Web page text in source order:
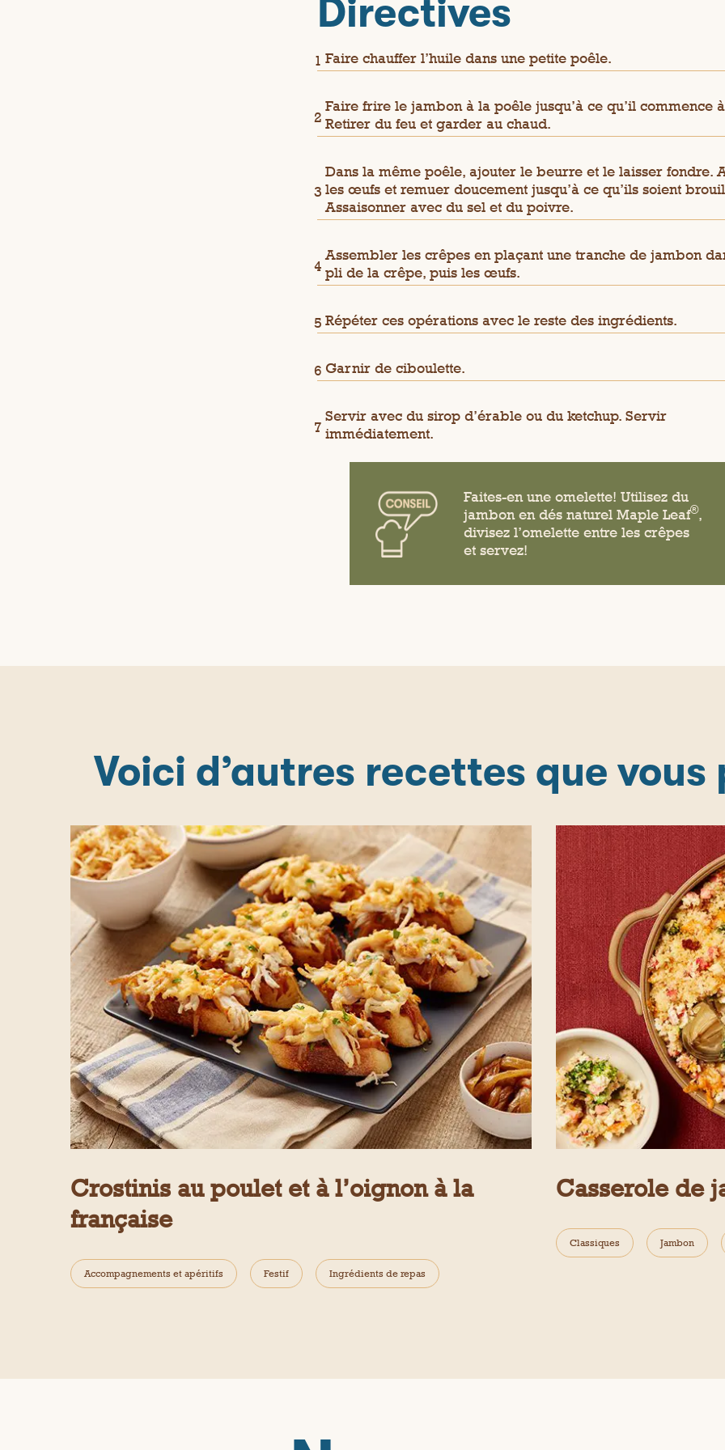
Directives
Faire chauffer l’huile dans une petite poêle.
Faire frire le jambon à la poêle jusqu’à ce qu’il commence
Retirer du feu et garder au chaud.
Dans la même poêle, ajouter le beurre et le laisser fondre.
les œufs et remuer doucement jusqu’à ce qu’ils soient
Assaisonner avec du sel et du poivre.
Assembler les crêpes en plaçant une tranche de jambon
pli de la crêpe, puis les œufs.
Répéter ces opérations avec le reste des ingrédients.
Garnir de ciboulette.
Servir avec du sirop d’érable ou du ketchup. Servir
immédiatement.
Faites-en une omelette! Utilisez du
jambon en dés naturel Maple Leaf®,
divisez l’omelette entre les crêpes
et servez!
Voici d’autres recettes que
Crostinis au poulet et à l’oignon à la
française
Accompagnements et apéritifs Festif Ingrédients de repas
Casserole de
Classiques Jambon